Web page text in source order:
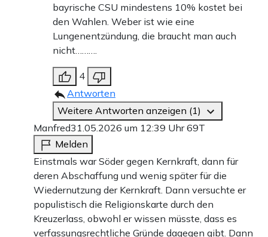
bayrische CSU mindestens 10% kostet bei
den Wahlen. Weber ist wie eine
Lungenentzündung, die braucht man auch
nicht……….
4
Antworten
Weitere Antworten anzeigen (1)
Manfred31.05.2026 um 12:39 Uhr69T
Melden
Einstmals war Söder gegen Kernkraft, dann für
deren Abschaffung und wenig später für die
Wiedernutzung der Kernkraft. Dann versuchte er
populistisch die Religionskarte durch den
Kreuzerlass, obwohl er wissen müsste, dass es
verfassungsrechtliche Gründe dagegen gibt. Dann